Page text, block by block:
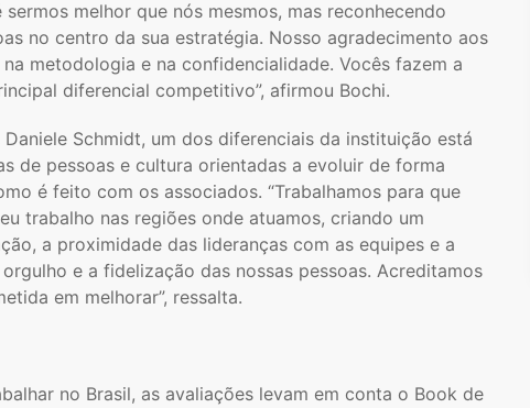
melhor que nós mesmos, mas reconhecendo
no centro da sua estratégia. Nosso agradecimento aos
metodologia e na confidencialidade. Vocês fazem a
diferencial competitivo”, afirmou Bochi.
Schmidt, um dos diferenciais da instituição está
de pessoas e cultura orientadas a evoluir de forma
é feito com os associados. “Trabalhamos para que
trabalho nas regiões onde atuamos, criando um
a proximidade das lideranças com as equipes e a
e a fidelização das nossas pessoas. Acreditamos
em melhorar”, ressalta.
no Brasil, as avaliações levam em conta o Book de